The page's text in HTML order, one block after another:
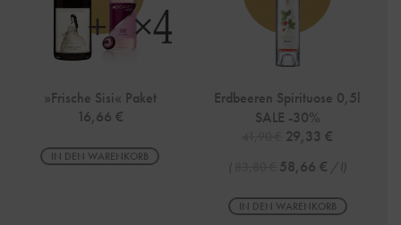
»Frische Sisi« Paket
16,66 €
IN DEN WARENKORB
Erdbeeren Spirituose 0,5l
SALE -30%
Ursprünglicher
29,33€
( 58,66€ / l)
IN DEN WARENKORB